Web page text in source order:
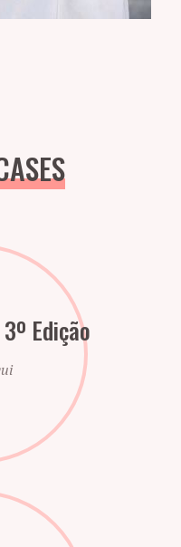
Edição